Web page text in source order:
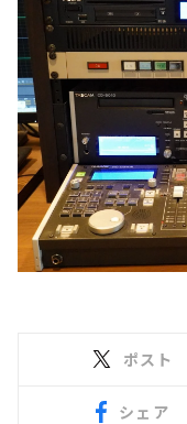
ポスト
シェア